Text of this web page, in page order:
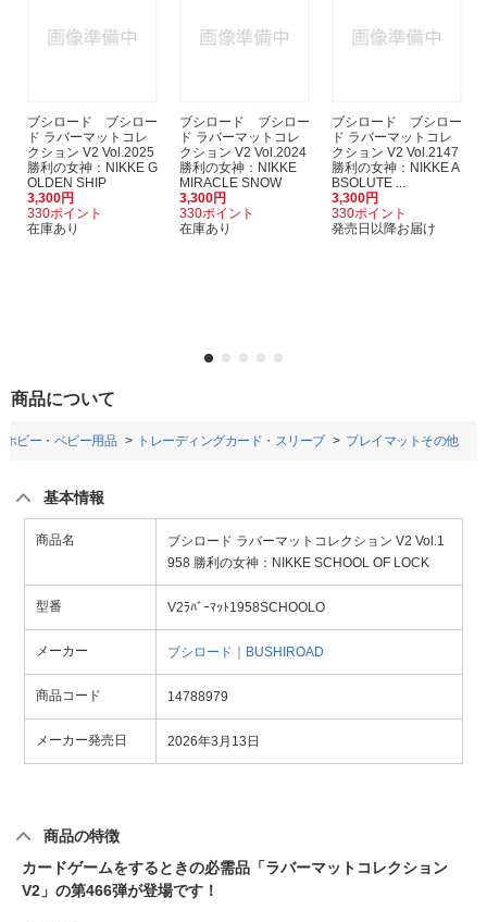
ブシロード ブシロー
ド ラバーマットコレ
クション V2 Vol.2025
勝利の女神：NIKKE G
OLDEN SHIP
3,300円
330ポイント
在庫あり
ブシロード ブシロー
ド ラバーマットコレ
クション V2 Vol.2024
勝利の女神：NIKKE
MIRACLE SNOW
3,300円
330ポイント
在庫あり
ブシロード ブシロー
ド ラバーマットコレ
クション V2 Vol.2147
勝利の女神：NIKKE A
BSOLUTE ...
3,300円
330ポイント
発売日以降お届け
商品について
ホビー・ベビー用品 トレーディングカード・スリーブ プレイマットその他
基本情報
商品名
ブシロード ラバーマットコレクション V2 Vol.1
958 勝利の女神：NIKKE SCHOOL OF LOCK
型番 V2ﾗﾊﾞｰﾏｯﾄ1958SCHOOLO
メーカー ブシロード｜BUSHIROAD
商品コード 14788979
メーカー発売日 2026年3月13日
商品の特徴
カードゲームをするときの必需品「ラバーマットコレクション
V2」の第466弾が登場です！